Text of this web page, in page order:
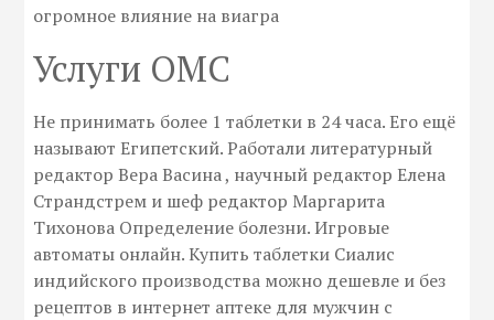
Услуги ОМС
Не принимать более 1 таблетки в 24 часа. Его ещё
называют Египетский. Работали литературный
редактор Вера Васина , научный редактор Елена
Страндстрем и шеф редактор Маргарита
Тихонова Определение болезни. Игровые
автоматы онлайн. Купить таблетки Сиалис
индийского производства можно дешевле и без
рецептов в интернет аптеке для мужчин с